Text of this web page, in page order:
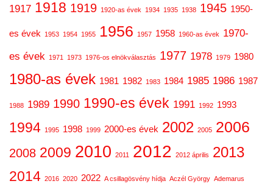
1917 1918 1919 1920-as évek 1934 1935 1938 1945 1950-
es évek 1953 1954 1955 1956 1957 1958 1960-as évek
1970-
es évek
1971 1973 1976-os elnökválasztás 1977 1978 1979 1980
1980-as évek 1981 1982 1983 1984 1985 1986 1987
1988 1989 1990 1990-es évek 1991 1992 1993
1994 1995 1998 1999 2000-es évek 2002 2005 2006
2008 2009 2010 2011 2012 2012 április 2013
2014 2016 2020 2022 A csillagösvény hídja Aczél György Ademarus